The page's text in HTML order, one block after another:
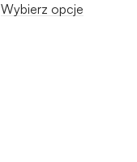
Wybierz opcje